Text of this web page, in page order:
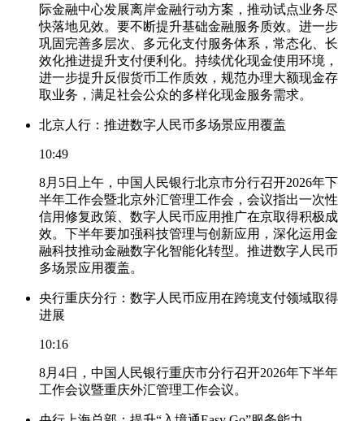
际金融中心发展离岸金融行动方案，推动试点业务尽
快落地见效。要不断提升基础金融服务质效。进一步
巩固完善多层次、多元化支付服务体系，常态化、长
效化推进提升支付便利化。持续优化现金使用环境，
进一步提升反假货币工作质效，规范办理大额现金存
取业务，满足社会公众的多样化现金服务需求。
北京人行：推进数字人民币多场景应用覆盖
10:49
8月5日上午，中国人民银行北京市分行召开2026年下
半年工作会暨北京外汇管理工作会，会议指出一次性
信用修复政策、数字人民币应用推广在京取得积极成
效。下半年要加强科技管理与创新应用，深化运用金
融科技推动金融数字化智能化转型。推进数字人民币
多场景应用覆盖。
央行重庆分行：数字人民币应用在跨境支付领域取得
进展
10:16
8月4日，中国人民银行重庆市分行召开2026年下半年
工作会议暨重庆外汇管理工作会议。